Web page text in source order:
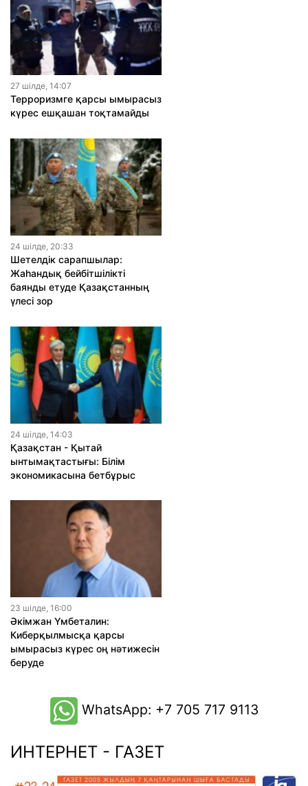
27 шiлде, 14:07
Терроризмге қарсы ымырасыз
күрес ешқашан тоқтамайды
24 шiлде, 20:33
Шетелдік сарапшылар:
Жаһандық бейбітшілікті
баянды етуде Қазақстанның
үлесі зор
24 шiлде, 14:03
Қазақстан - Қытай
ынтымақтастығы: Білім
экономикасына бетбұрыс
23 шiлде, 16:00
Әкімжан Үмбеталин:
Киберқылмысқа қарсы
ымырасыз күрес оң нәтижесін
беруде
WhatsApp: +7 705 717 9113
ИНТЕРНЕТ - ГАЗЕТ